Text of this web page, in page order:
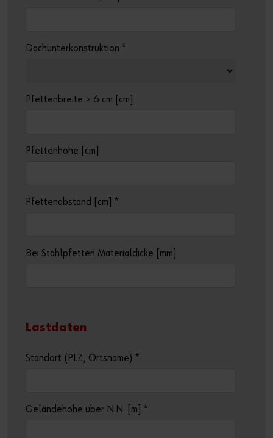
Dachunterkonstruktion *
Pfettenbreite ≥ 6 cm [cm]
Pfettenhöhe [cm]
Pfettenabstand [cm] *
Bei Stahlpfetten Materialdicke [mm]
Lastdaten
Standort (PLZ, Ortsname) *
Geländehöhe über N.N. [m] *